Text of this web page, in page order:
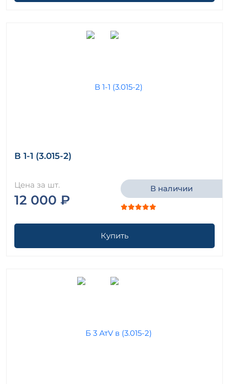
В 1-1 (3.015-2)
Цена за шт.
12 000 ₽
В наличии
Купить